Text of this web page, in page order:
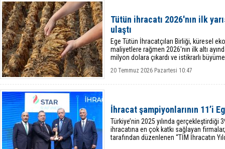
Tütün ihracatı 2026'nın ilk
ulaştı
Ege Tütün İhracatçıları Birliği, küresel
maliyetlere rağmen 2026'nın ilk altı
milyon dolara çıkardı ve istikrarlı
20 Temmuz 2026 Pazartesi 10:47
İhracat şampiyonlarının 11’i
Türkiye’nin 2025 yılında gerçekleştirdiği
ihracatına en çok katkı sağlayan
tarafından düzenlenen “TİM İhracatın